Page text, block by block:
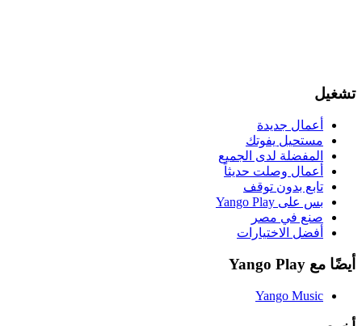
تشغيل
أعمال جديدة
مستحيل يفوتك
المفضلة لدى الجميع
أعمال وصلت حديثاً
تابع بدون توقف
بس على Yango Play
صنع في مصر
أفضل الاختيارات
أيضًا مع Yango Play
Yango Music